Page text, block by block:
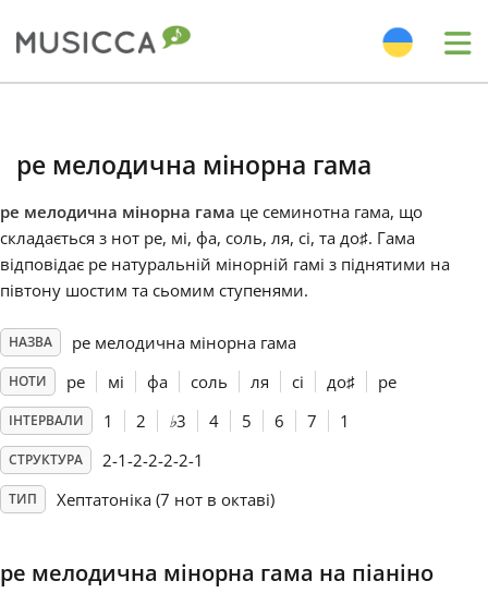
Български
English
Español
ре мелодична мінорна гама
ре мелодична мінорна гама це семинотна гама, що
складається з нот ре, мі, фа, соль, ля, сі, та до♯. Гама
відповідає ре натуральній мінорній гамі з піднятими на
півтону шостим та сьомим ступенями.
НАЗВА ре мелодична мінорна гама
НОТИ ре мі фа соль ля сі до♯ ре
ІНТЕРВАЛИ 1 2 ♭3 4 5 6 7 1
СТРУКТУРА 2-1-2-2-2-2-1
ТИП Хептатоніка (7 нот в октаві)
ре мелодична мінорна гама на піаніно